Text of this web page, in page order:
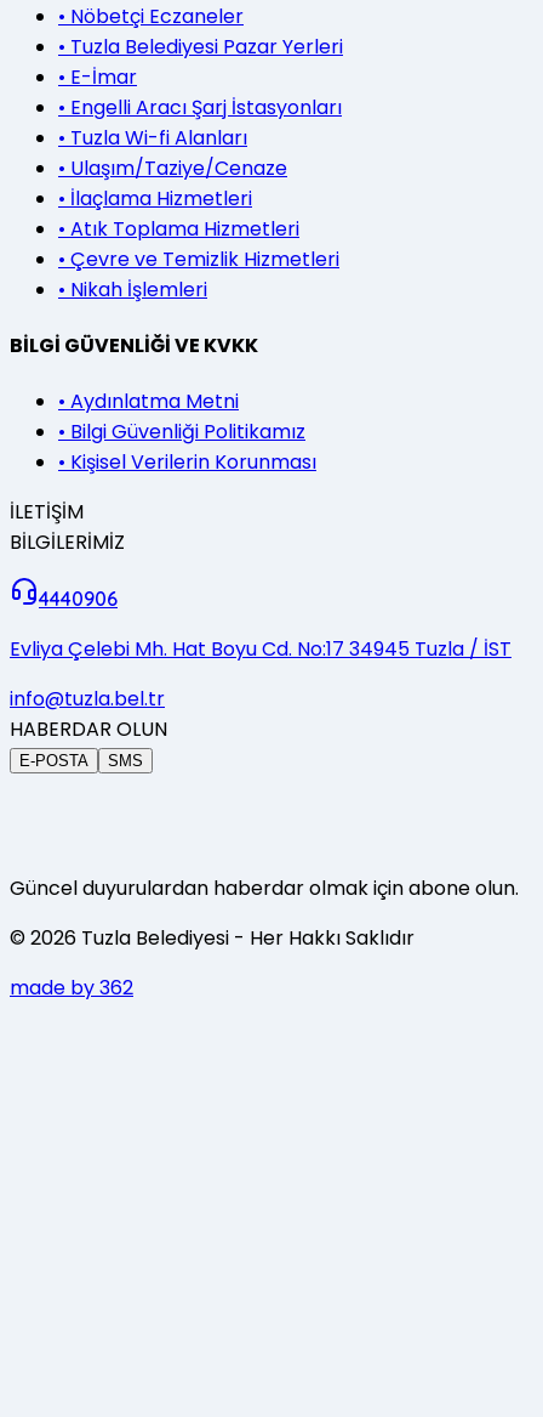
• Nöbetçi Eczaneler
• Tuzla Belediyesi Pazar Yerleri
• E-İmar
• Engelli Aracı Şarj İstasyonları
• Tuzla Wi-fi Alanları
• Ulaşım/Taziye/Cenaze
• İlaçlama Hizmetleri
• Atık Toplama Hizmetleri
• Çevre ve Temizlik Hizmetleri
• Nikah İşlemleri
BİLGİ GÜVENLİĞİ VE KVKK
• Aydınlatma Metni
• Bilgi Güvenliği Politikamız
• Kişisel Verilerin Korunması
İLETİŞİM
BİLGİLERİMİZ
4440906
Evliya Çelebi Mh. Hat Boyu Cd. No:17 34945 Tuzla / İST
info@tuzla.bel.tr
HABERDAR OLUN
E-POSTA SMS
Güncel duyurulardan haberdar olmak için abone olun.
©2026 Tuzla Belediyesi - Her Hakkı Saklıdır
made by 362